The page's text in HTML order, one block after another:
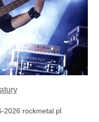
2026 rockmetal.pl